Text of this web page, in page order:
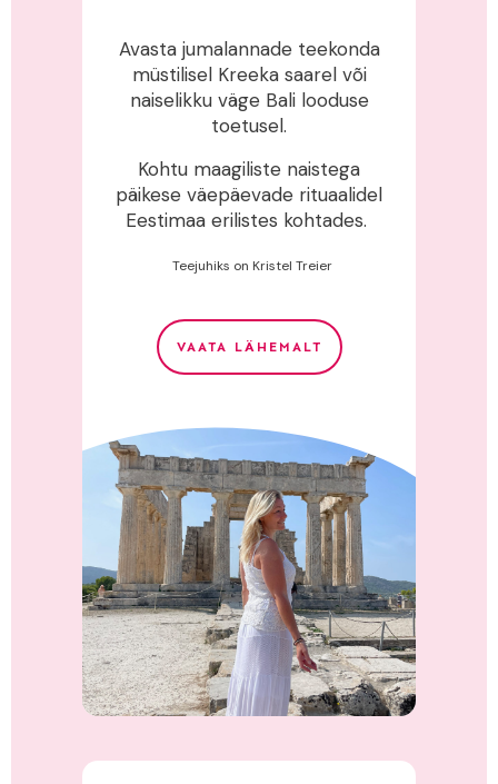
Avasta jumalannade teekonda
müstilisel Kreeka saarel või
naiselikku väge Bali looduse
toetusel.
Kohtu maagiliste naistega
päikese väepäevade rituaalidel
Eestimaa erilistes kohtades.
Teejuhiks on Kristel Treier
VAATA LÄHEMALT